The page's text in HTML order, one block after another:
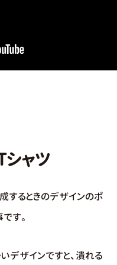
ャツ
するときのデザインのポ
す。
デザインですと、潰れる